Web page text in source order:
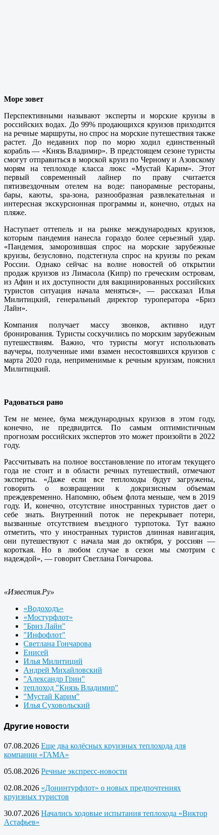
Море зовет
Перспективными называют эксперты и морские круизы в
российских водах. До 99% продающихся круизов приходится
на речные маршруты, но спрос на морские путешествия также
растет. До недавних пор по морю ходил единственный
корабль — «Князь Владимир». В предстоящем сезоне туристы
смогут отправиться в морской круиз по Черному и Азовскому
морям на теплоходе класса люкс «Мустай Карим». Этот
первый современный лайнер по праву считается
пятизвездочным отелем на воде: панорамные рестораны,
бары, каюты, spa-зона, разнообразная развлекательная и
интересная экскурсионная программы и, конечно, отдых на
пляже.
Наступает оттепель и на рынке международных круизов,
которым пандемия нанесла гораздо более серьезный удар.
«Пандемия, заморозившая спрос на морские зарубежные
круизы, безусловно, подстегнула спрос на круизы по рекам
России. Однако сейчас на волне новостей об открытии
продаж круизов из Лимасола (Кипр) по греческим островам,
из Афин и их доступности для вакцинированных российских
туристов ситуация начала меняться», — рассказал Илья
Милитицкий, генеральный директор туроператора «Бриз
Лайн».
Компания получает массу звонков, активно идут
бронирования. Туристы соскучились по морским зарубежным
путешествиям. Важно, что туристы могут использовать
ваучеры, полученные ими взамен несостоявшихся круизов с
марта 2020 года, неприменимые к речным круизам, пояснил
Милитицкий.
Радоваться рано
Тем не менее, бума международных круизов в этом году,
конечно, не предвидится. По самым оптимистичным
прогнозам российских экспертов это может произойти в 2022
году.
Рассчитывать на полное восстановление по итогам текущего
года не стоит и в области речных путешествий, отмечают
эксперты. «Даже если все теплоходы будут загружены,
говорить о возвращении к докризисным объемам
преждевременно. Напомню, объем флота меньше, чем в 2019
году. И, конечно, отсутствие иностранных туристов дает о
себе знать. Внутренний поток не перекрывает потери,
вызванные отсутствием въездного турпотока. Тут важно
отметить, что у иностранных туристов длинная навигация,
они путешествуют с начала мая до октября, у россиян —
короткая. Но в любом случае в сезон мы смотрим с
надеждой», — говорит Светлана Гончарова.
«Известия.Ру»
«Водоходъ»
«Мостурфлот»
"Бриз Лайн"
"Инфофлот"
Светлана Гончарова
Енисей
Илья Милитиций
Андрей Михайловский
"Александр Грин"
теплоход "Князь Владимир"
"Мустай Карим"
Илья Суховольский
Другие новости
07.08.2026 Еще два колёсных круизных теплохода для
компании «ГАМА»
05.08.2026 Речные экспресс-новости
02.08.2026 «Донинтурфлот» о новых предпочтениях
круизных туристов
30.07.2026 Начались ходовые испытания теплохода «Виктор
Астафьев»